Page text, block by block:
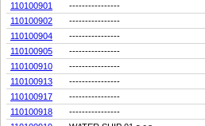
110100901
----------------
110100902
----------------
110100904
----------------
110100905
----------------
110100910
----------------
110100913
----------------
110100917
----------------
110100918
----------------